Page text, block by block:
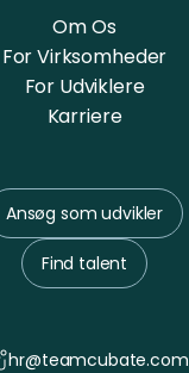
Om Os
For Virksomheder
For Udviklere
Karriere
Ansøg som udvikler
Find talent
hr@teamcubate.com